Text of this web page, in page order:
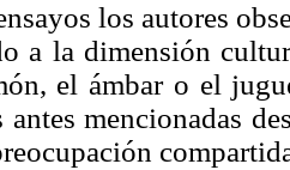
los autores
a la dimensión
el ámbar o el
antes mencionadas